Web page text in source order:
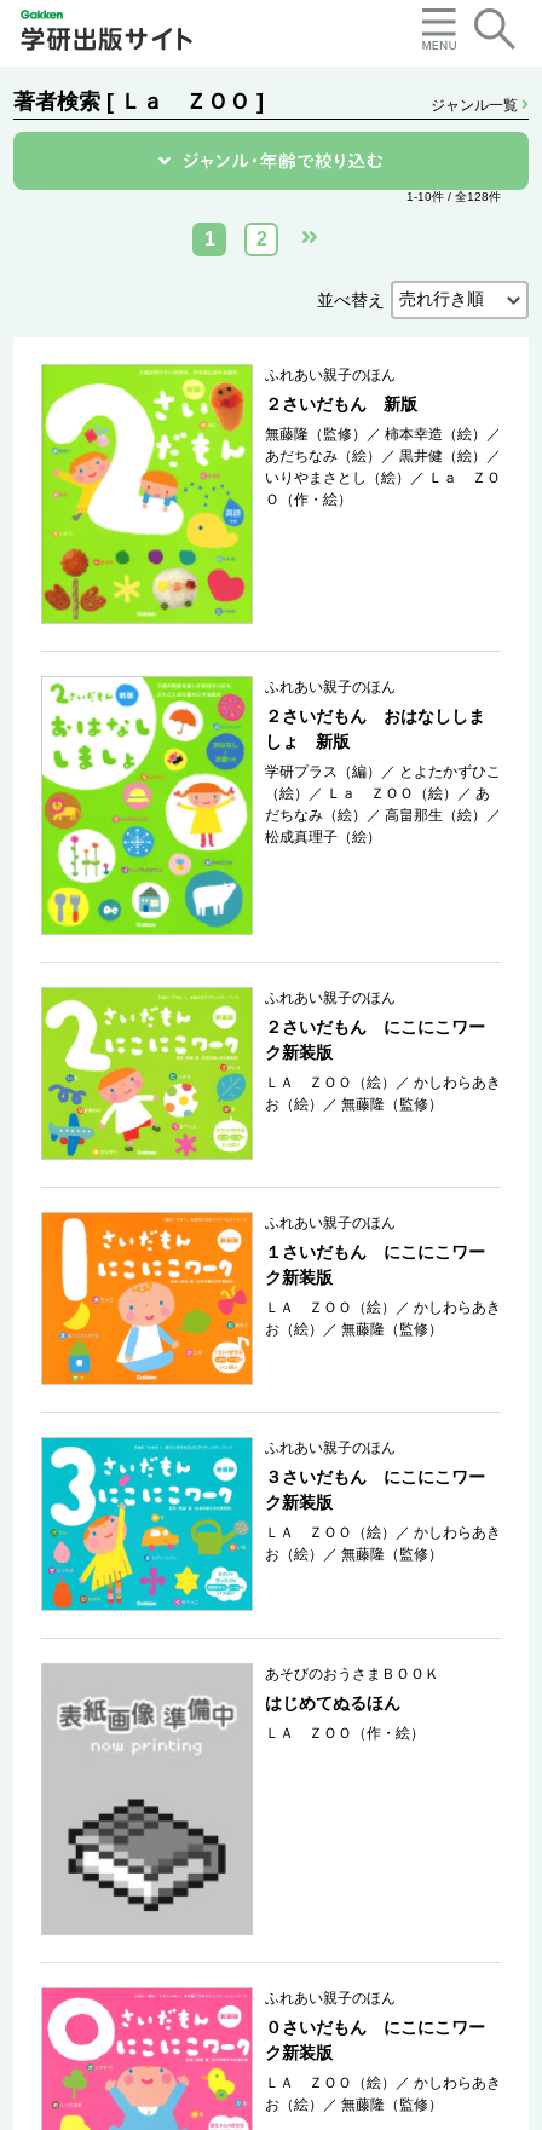
著者検索 [ Ｌａ ＺＯＯ ] ジャンル一覧
1-10件 / 全128件
1 2
並べ替え
ふれあい親子のほん
２さいだもん 新版
無藤隆（監修） ／柿本幸造（絵）
／
あだちなみ（絵）
／黒井健（絵）
／
いりやまさとし（絵）
／ Ｌａ ＺＯ
Ｏ（作・絵）
ふれあい親子のほん
２さいだもん おはなししま
しょ 新版
学研プラス（編） ／ とよたかずひこ
（絵）
／ Ｌａ ＺＯＯ（絵） ／ あ
だちなみ（絵）
／高畠那生（絵）
／
松成真理子（絵）
ふれあい親子のほん
２さいだもん にこにこワー
ク新装版
ＬＡ ＺＯＯ（絵） ／かしわらあき
お（絵）
／無藤隆（監修）
ふれあい親子のほん
１さいだもん にこにこワー
ク新装版
ＬＡ ＺＯＯ（絵） ／かしわらあき
お（絵）
／無藤隆（監修）
ふれあい親子のほん
３さいだもん にこにこワー
ク新装版
ＬＡ ＺＯＯ（絵） ／かしわらあき
お（絵）
／無藤隆（監修）
あそびのおうさまＢＯＯＫ
はじめてぬるほん
ＬＡ ＺＯＯ（作・絵）
ふれあい親子のほん
０さいだもん にこにこワー
ク新装版
ＬＡ ＺＯＯ（絵） ／かしわらあき
お（絵）
／無藤隆（監修）